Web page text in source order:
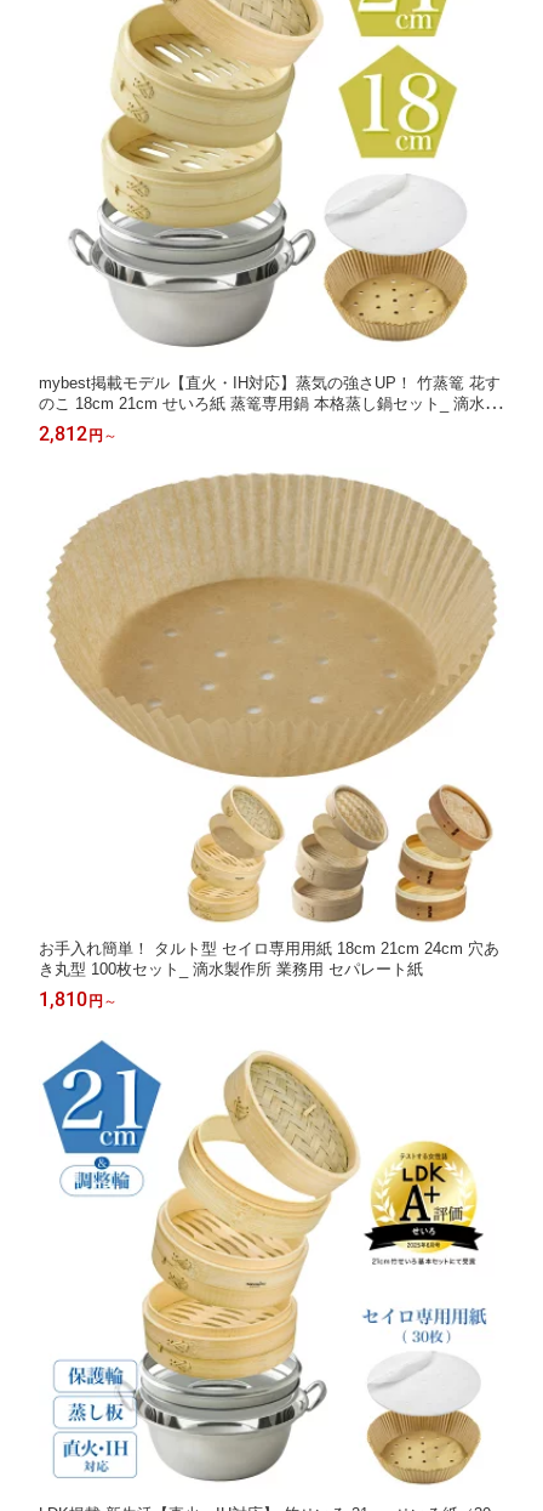
mybest掲載モデル【直火・IH対応】蒸気の強さUP！ 竹蒸篭 花す
のこ 18cm 21cm せいろ紙 蒸篭専用鍋 本格蒸し鍋セット_ 滴水製
作所 【特許出願中】 時短 竹 せいろ 2段 深型 蒸篭 蒸籠 セイロ
業務用 ギフト 贈り物 蒸し器 レビュー特典 30%OFFクーポン
2,812 円 ～
お手入れ簡単！ タルト型 セイロ専用用紙 18cm 21cm 24cm 穴あ
き丸型 100枚セット_ 滴水製作所 業務用 セパレート紙
1,810 円 ～